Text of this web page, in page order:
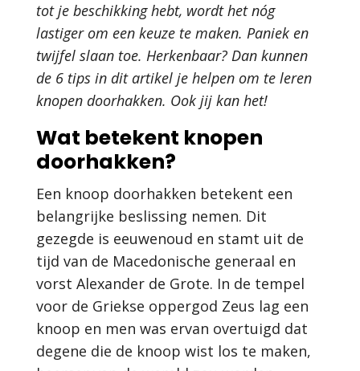
tot je beschikking hebt, wordt het nóg
lastiger om een keuze te maken. Paniek en
twijfel slaan toe. Herkenbaar? Dan kunnen
de 6 tips in dit artikel je helpen om te leren
knopen doorhakken. Ook jij kan het!
Wat betekent knopen
doorhakken?
Een knoop doorhakken betekent een
belangrijke beslissing nemen. Dit
gezegde is eeuwenoud en stamt uit de
tijd van de Macedonische generaal en
vorst Alexander de Grote. In de tempel
voor de Griekse oppergod Zeus lag een
knoop en men was ervan overtuigd dat
degene die de knoop wist los te maken,